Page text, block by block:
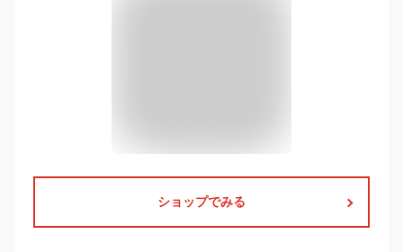
ショップでみる